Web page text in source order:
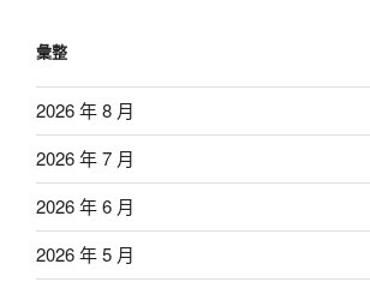
彙整
2026 年 8 月
2026 年 7 月
2026 年 6 月
2026 年 5 月